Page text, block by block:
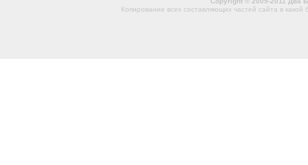
Копирование всех составляющих частей сайта в